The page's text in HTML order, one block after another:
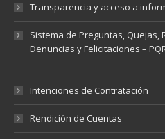
Transparencia y acceso a
Sistema de Preguntas, Quejas,
Denuncias y Felicitaciones –
Intenciones de Contratación
Rendición de Cuentas